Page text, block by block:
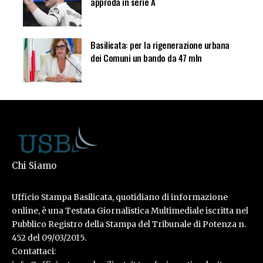
Basilicata: per la rigenerazione urbana
dei Comuni un bando da 47 mln
Chi Siamo
Ufficio Stampa Basilicata, quotidiano di informazione
online, è una Testata Giornalistica Multimediale iscritta nel
Pubblico Registro della Stampa del Tribunale di Potenza n.
452 del 09/03/2015.
Contattaci: